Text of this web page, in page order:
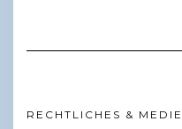
RECHTLICHES &